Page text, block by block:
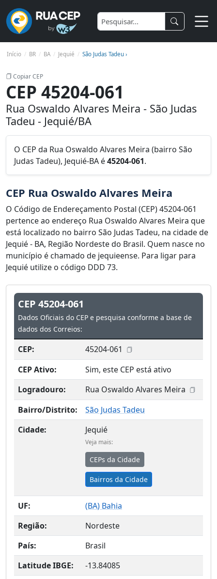
Início BR BA Jequié São Judas Tadeu ›
Copiar CEP
CEP 45204-061
Rua Oswaldo Alvares Meira - São Judas
Tadeu - Jequié/BA
O CEP da Rua Oswaldo Alvares Meira (bairro São
Judas Tadeu), Jequié-BA é45204-061.
CEP Rua Oswaldo Alvares Meira
O Código de Endereçamento Postal (CEP) 45204-061
pertence ao endereço Rua Oswaldo Alvares Meira que
está localizado no bairro São Judas Tadeu, na cidade de
Jequié - BA, Região Nordeste do Brasil. Quem nasce no
município é chamado de jequieense. Para ligar para
Jequié utilize o código DDD 73.
CEP 45204-061
Dados Oficiais do CEP e pesquisa conforme a base de
dados dos Correios:
CEP:
45204-061
CEP Ativo:
Sim, este CEP está ativo
Logradouro:
Rua Oswaldo Alvares Meira
Bairro/Distrito:
São Judas Tadeu
Cidade:
Jequié
Veja mais:
CEPs da Cidade
Bairros da Cidade
UF: (BA) Bahia
Região:
Nordeste
País:
Brasil
Latitude IBGE:
-13.84085